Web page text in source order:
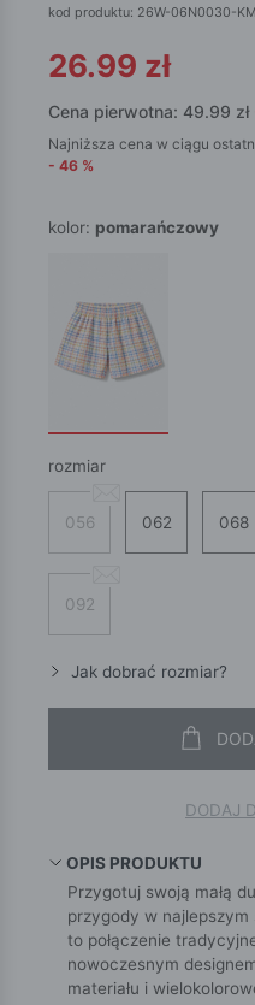
kod produktu: 26W-06N0030-
26.99 zł
Cena pierwotna: 49.99 zł
Najniższa cena w ciągu
- 46 %
kolor: pomarańczowy
rozmiar
056 062 068
092
Jak dobrać rozmiar?
DODAJ
OPIS PRODUKTU
Przygotuj swoją małą
przygody w
to połączenie
nowoczesnym
materiału i